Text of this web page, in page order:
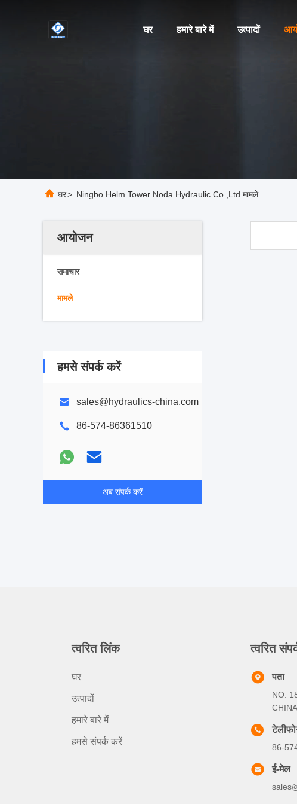
घर हमारे बारे में उत्पादों
घर> Ningbo Helm Tower Noda Hydraulic Co.,Ltd मामले
आयोजन
समाचार
मामले
हमसे संपर्क करें
sales@hydraulics-china.com
86-574-86361510
अब संपर्क करें
त्वरित लिंक
घर
उत्पादों
हमारे बारे में
हमसे संपर्क करें
त्वरित
पता
NO.
CHINA.
86-
ई-मेल